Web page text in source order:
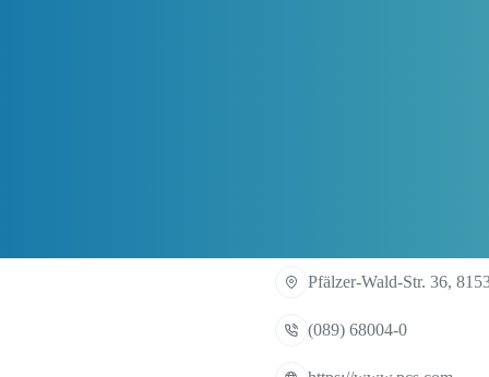
Pfälzer-Wald-Str. 36,
(089) 68004-0